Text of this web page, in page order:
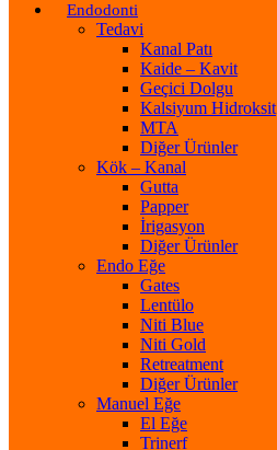
Endodonti
Tedavi
Kanal Patı
Kaide – Kavit
Geçici Dolgu
Kalsiyum Hidroksit
MTA
Diğer Ürünler
Kök – Kanal
Gutta
Papper
İrigasyon
Diğer Ürünler
Endo Eğe
Gates
Lentülo
Niti Blue
Niti Gold
Retreatment
Diğer Ürünler
Manuel Eğe
El Eğe
Trinerf